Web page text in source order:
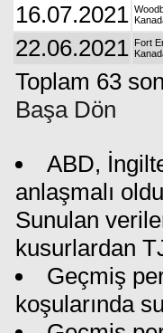
16.07.2021
22.06.2021 Fort
Toplam 63
Başa Dön
ABD,
anlaşmalı
Sunulan
kusurlardan
Geçmiş
koşularında